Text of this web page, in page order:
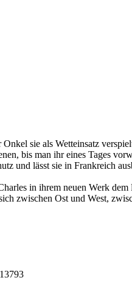
sie als Wetteinsatz
bis man ihr eines Tages
und lässt sie in Frankreich
in ihrem neuen Werk
zwischen Ost und West,